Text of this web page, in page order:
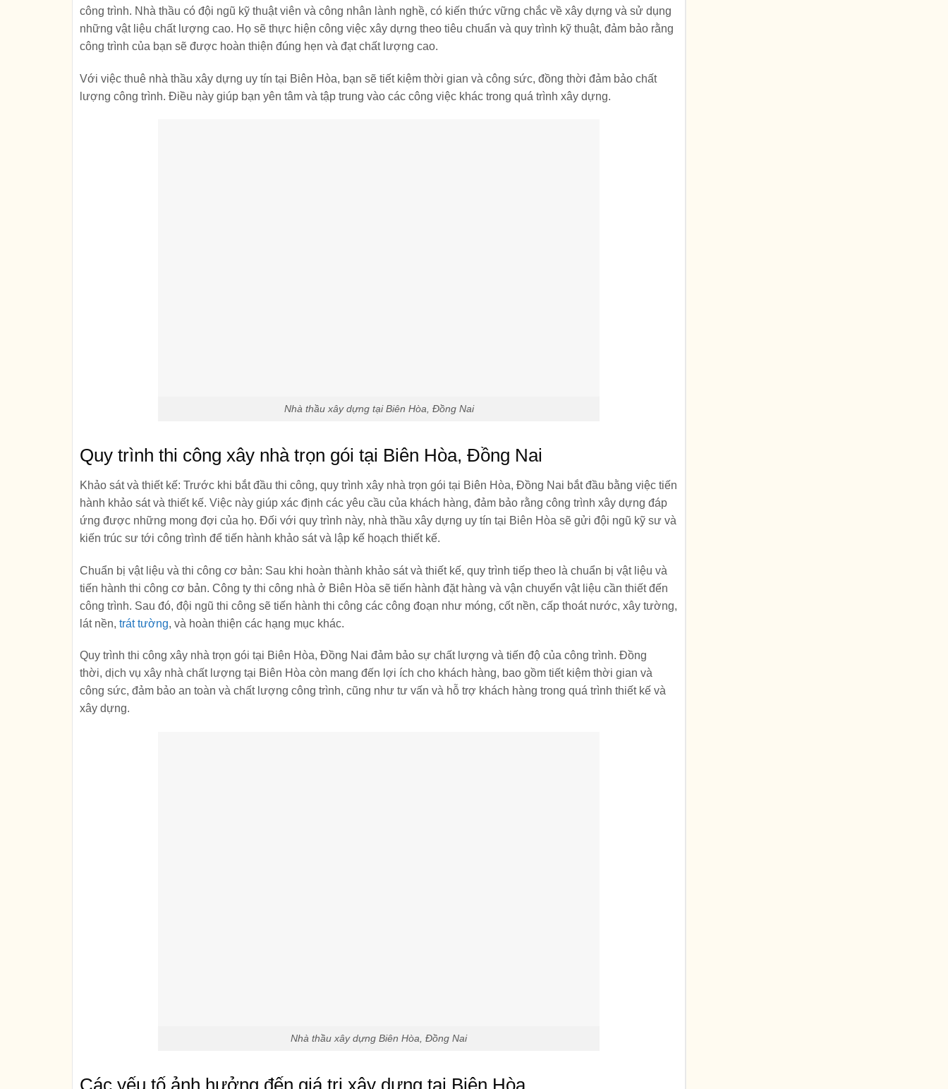
công trình. Nhà thầu có đội ngũ kỹ thuật viên và công nhân lành nghề, có kiến thức vững chắc về xây dựng và sử dụng
những vật liệu chất lượng cao. Họ sẽ thực hiện công việc xây dựng theo tiêu chuẩn và quy trình kỹ thuật, đảm bảo rằng
công trình của bạn sẽ được hoàn thiện đúng hẹn và đạt chất lượng cao.
Với việc thuê nhà thầu xây dựng uy tín tại Biên Hòa, bạn sẽ tiết kiệm thời gian và công sức, đồng thời đảm bảo chất
lượng công trình. Điều này giúp bạn yên tâm và tập trung vào các công việc khác trong quá trình xây dựng.
Nhà thầu xây dựng tại Biên Hòa, Đồng Nai
Quy trình thi công xây nhà trọn gói tại Biên Hòa, Đồng Nai
Khảo sát và thiết kế: Trước khi bắt đầu thi công, quy trình xây nhà trọn gói tại Biên Hòa, Đồng Nai bắt đầu bằng việc tiến
hành khảo sát và thiết kế. Việc này giúp xác định các yêu cầu của khách hàng, đảm bảo rằng công trình xây dựng đáp
ứng được những mong đợi của họ. Đối với quy trình này, nhà thầu xây dựng uy tín tại Biên Hòa sẽ gửi đội ngũ kỹ sư và
kiến trúc sư tới công trình để tiến hành khảo sát và lập kế hoạch thiết kế.
Chuẩn bị vật liệu và thi công cơ bản: Sau khi hoàn thành khảo sát và thiết kế, quy trình tiếp theo là chuẩn bị vật liệu và
tiến hành thi công cơ bản. Công ty thi công nhà ở Biên Hòa sẽ tiến hành đặt hàng và vận chuyển vật liệu cần thiết đến
công trình. Sau đó, đội ngũ thi công sẽ tiến hành thi công các công đoạn như móng, cốt nền, cấp thoát nước, xây tường,
lát nền, trát tường, và hoàn thiện các hạng mục khác.
Quy trình thi công xây nhà trọn gói tại Biên Hòa, Đồng Nai đảm bảo sự chất lượng và tiến độ của công trình. Đồng
thời, dịch vụ xây nhà chất lượng tại Biên Hòa còn mang đến lợi ích cho khách hàng, bao gồm tiết kiệm thời gian và
công sức, đảm bảo an toàn và chất lượng công trình, cũng như tư vấn và hỗ trợ khách hàng trong quá trình thiết kế và
xây dựng.
Nhà thầu xây dựng Biên Hòa, Đồng Nai
Các yếu tố ảnh hưởng đến giá trị xây dựng tại Biên Hòa